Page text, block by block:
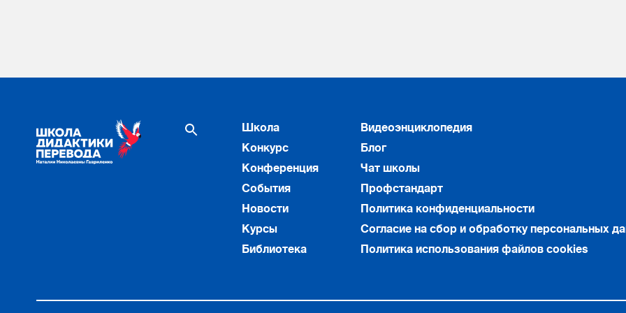
Школа
Конкурс
Конференция
События
Новости
Курсы
Библиотека
Видеоэнциклопедия
Блог
Чат школы
Профстандарт
Политика конфиденциальности
Согласие на сбор и обработку персональных
Политика использования файлов cookies